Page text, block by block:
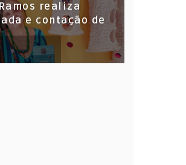
realiza
e contação de